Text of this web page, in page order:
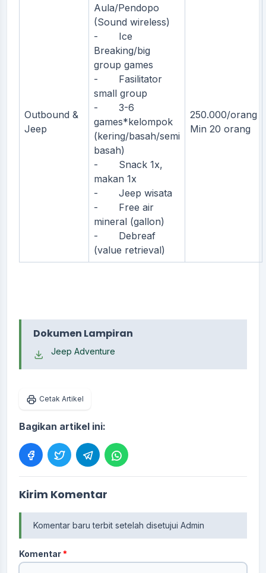
Outbound &
Jeep
Aula/Pendopo
(Sound wireless)
- Ice
Breaking/big
group games
- Fasilitator
small group
- 3-6
games*kelompok
(kering/basah/semi
basah)
- Snack 1x,
makan 1x
- Jeep wisata
- Free air
mineral (gallon)
- Debreaf
(value retrieval)
250.000/orang
Min 20 orang
Dokumen Lampiran
Jeep Adventure
Cetak Artikel
Bagikan artikel ini:
Kirim Komentar
Komentar baru terbit setelah disetujui Admin
Komentar*